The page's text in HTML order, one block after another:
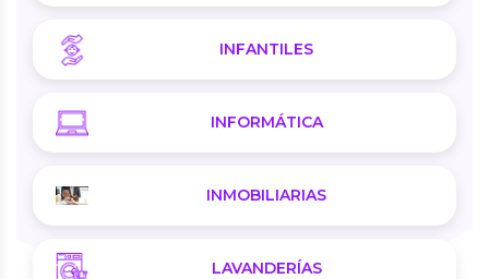
INFANTILES
INFORMÁTICA
INMOBILIARIAS
LAVANDERÍAS